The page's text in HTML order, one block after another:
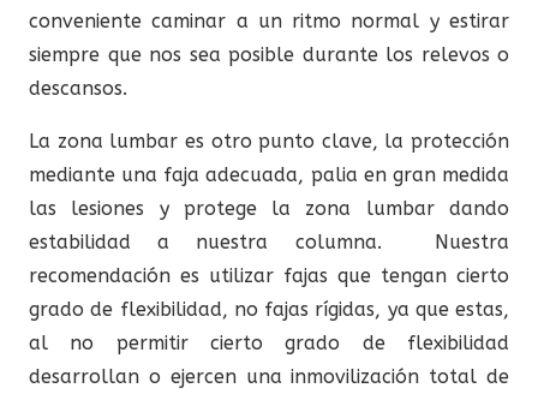
conveniente caminar a un ritmo normal y estirar
siempre que nos sea posible durante los relevos o
descansos.
La zona lumbar es otro punto clave, la protección
mediante una faja adecuada, palia en gran medida
las lesiones y protege la zona lumbar dando
estabilidad a nuestra columna. Nuestra
recomendación es utilizar fajas que tengan cierto
grado de flexibilidad, no fajas rígidas, ya que estas,
al no permitir cierto grado de flexibilidad
desarrollan o ejercen una inmovilización total de